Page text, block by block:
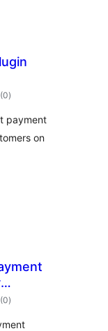
Pro
(0укупних
оцена
)
payment
on
(0укупних
оцена
)